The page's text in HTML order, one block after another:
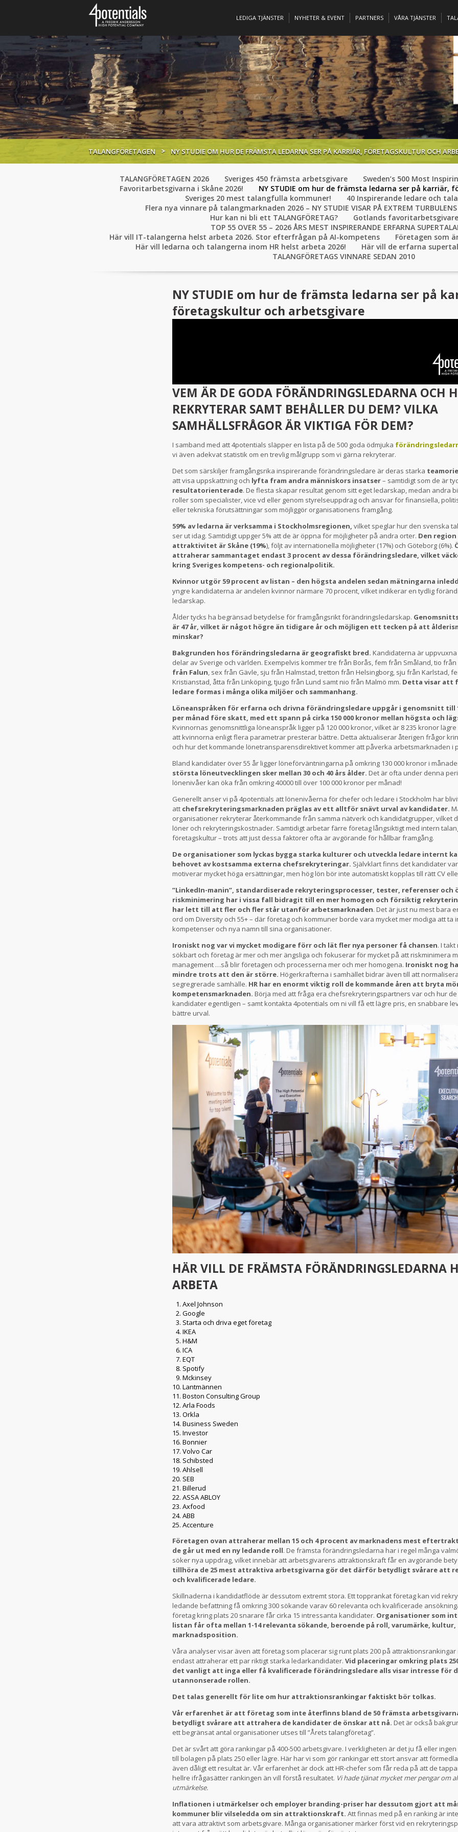
LEDIGA TJÄNSTER NYHETER & EVENT PARTNERS VÅRA TJÄNSTER
TALANGFÖRETAGEN NY STUDIE OM HUR DE FRÄMSTA LEDARNA SER PÅ KARRIÄR, FÖRETAGSKULTUR OCH
TALANGFÖRETAGEN 2026 Sveriges 450 främsta arbetsgivare
Sweden’s 500 Most
Favoritarbetsgivarna i Skåne 2026!
NY STUDIE om hur de främsta ledarna ser på karriär,
Sveriges 20 mest talangfulla kommuner!
40 Inspirerande ledare och
Flera nya vinnare på talangmarknaden 2026 – NY STUDIE VISAR PÅ EXTREM TURBULENS
Hur kan ni bli ett TALANGFÖRETAG?
Gotlands
TOP 55 OVER 55 – 2026 ÅRS MEST INSPIRERANDE ERFARNA
Här vill IT-talangerna helst arbeta 2026. Stor efterfrågan på AI-kompetens
Företagen som
Här vill ledarna och talangerna inom HR helst arbeta 2026!
Här vill de erfarna
TALANGFÖRETAGS VINNARE SEDAN 2010
NY STUDIE om hur de främsta ledarna ser på
företagskultur och arbetsgivare
VEM ÄR DE GODA FÖRÄNDRINGSLEDARNA OCH
REKRYTERAR SAMT BEHÅLLER DU DEM? VILKA
SAMHÄLLSFRÅGOR ÄR VIKTIGA FÖR DEM?
I samband med att 4potentials släpper en lista på de 500 goda ödmjuka
vi även adekvat statistik om en trevlig målgrupp som vi gärna rekryterar.
Det som särskiljer framgångsrika inspirerande förändringsledare är deras starka
att visa uppskattning och lyfta fram andra människors insatser– samtidigt som de är
resultatorienterade. De flesta skapar resultat genom sitt eget ledarskap, medan andra
roller som specialister, vice vd eller genom styrelseuppdrag och ansvar för finansiella,
eller tekniska förutsättningar som möjliggör organisationens framgång.
59% av ledarna är verksamma i Stockholmsregionen, vilket speglar hur den svenska
ser ut idag. Samtidigt uppger 5% att de är öppna för möjligheter på andra orter. Den
attraktivitet är Skåne (19%), följt av internationella möjligheter (17%) och Göteborg (6%).
attraherar sammantaget endast 3 procent av dessa förändringsledare, vilket
kring Sveriges kompetens- och regionalpolitik.
Kvinnor utgör 59 procent av listan – den högsta andelen sedan mätningarna
yngre kandidaterna är andelen kvinnor närmare 70 procent, vilket indikerar en tydlig
ledarskap.
Ålder tycks ha begränsad betydelse för framgångsrikt förändringsledarskap.
är 47 år, vilket är något högre än tidigare år och möjligen ett tecken på att
minskar?
Bakgrunden hos förändringsledarna är geografiskt bred. Kandidaterna är
delar av Sverige och världen. Exempelvis kommer tre från Borås, fem från Småland, tio
från Falun , sex från Gävle, sju från Halmstad, tretton från Helsingborg, sju från Karlstad,
Kristianstad, åtta från Linköping, tjugo från Lund samt nio från Malmö mm. Detta visar att
ledare formas i många olika miljöer och sammanhang.
Löneanspråken för erfarna och drivna förändringsledare uppgår i genomsnitt till
per månad före skatt, med ett spann på cirka 150 000 kronor mellan högsta och
Kvinnornas genomsnittliga löneanspråk ligger på 120 000 kronor, vilket är 8 235 kronor
att kvinnorna enligt flera parametrar presterar bättre. Detta aktualiserar återigen frågor
och hur det kommande lönetransparensdirektivet kommer att påverka arbetsmarknaden i
Bland kandidater över 55 år ligger löneförväntningarna på omkring 130 000 kronor i
största löneutvecklingen sker mellan 30 och 40 års ålder. Det är ofta under denna
lönenivåer kan öka från omkring 40000 till över 100 000 kronor per månad!
Generellt anser vi på 4potentials att lönenivåerna för chefer och ledare i Stockholm har
att chefsrekryteringsmarknaden präglas av ett alltför snävt urval av kandidater.
organisationer rekryterar återkommande från samma nätverk och kandidatgrupper, vilket
löner och rekryteringskostnader. Samtidigt arbetar färre företag långsiktigt med intern
företagskultur – trots att just dessa faktorer ofta är avgörande för hållbar framgång.
De organisationer som lyckas bygga starka kulturer och utveckla ledare internt
behovet av kostsamma externa chefsrekryteringar. Självklart finns det kandidater
motiverar mycket höga ersättningar, men hög lön bör inte automatiskt kopplas till rätt CV
”LinkedIn-manin”, standardiserade rekryteringsprocesser, tester, referenser och
riskminimering har i vissa fall bidragit till en mer homogen och försiktig
har lett till att fler och fler står utanför arbetsmarknaden. Det är just nu mest bara
ord om Diversity och 55+ – där företag och kommuner borde vara mycket mer modiga att ta
kompetenser och nya namn till sina organisationer.
Ironiskt nog var vi mycket modigare förr och lät fler nya personer få chansen. I
sökbart och företag är mer och mer ängsliga och fokuserar för mycket på att riskminimera
management …så blir företagen och processerna mer och mer homogena. Ironiskt nog
mindre trots att den är större. Högerkrafterna i samhället bidrar även till att
segregrerade samhälle. HR har en enormt viktig roll de kommande åren att bryta
kompetensmarknaden. Börja med att fråga era chefsrekryteringspartners var och hur
kandidater egentligen – samt kontakta 4potentials om ni vill få ett lägre pris, en snabbare
bättre urval.
HÄR VILL DE FRÄMSTA FÖRÄNDRINGSLEDARNA
ARBETA
Axel Johnson
Google
Starta och driva eget företag
IKEA
H&M
ICA
EQT
Spotify
Mckinsey
Lantmännen
Boston Consulting Group
Arla Foods
Orkla
Business Sweden
Investor
Bonnier
Volvo Car
Schibsted
Ahlsell
SEB
Billerud
ASSA ABLOY
Axfood
ABB
Accenture
Företagen ovan attraherar mellan 15 och 4 procent av marknadens mest
de går ut med en ny ledande roll. De främsta förändringsledarna har i regel många
söker nya uppdrag, vilket innebär att arbetsgivarens attraktionskraft får en avgörande
tillhöra de 25 mest attraktiva arbetsgivarna gör det därför betydligt svårare att
och kvalificerade ledare.
Skillnaderna i kandidatflöde är dessutom extremt stora. Ett topprankat företag kan vid
ledande befattning få omkring 300 sökande varav 60 relevanta och kvalificerade
företag kring plats 20 snarare får cirka 15 intressanta kandidater. Organisationer som
listan får ofta mellan 1-14 relevanta sökande, beroende på roll, varumärke,
marknadsposition.
Våra analyser visar även att företag som placerar sig runt plats 200 på attraktionsrankingar
endast attraherar ett par riktigt starka ledarkandidater. Vid placeringar omkring plats
det vanligt att inga eller få kvalificerade förändringsledare alls visar intresse för
utannonserade rollen.
Det talas generellt för lite om hur attraktionsrankingar faktiskt bör tolkas.
Vår erfarenhet är att företag som inte återfinns bland de 50 främsta
betydligt svårare att attrahera de kandidater de önskar att nå. Det är också
ett begränsat antal organisationer utses till ”Årets talangföretag”.
Det är svårt att göra rankingar på 400-500 arbetsgivare. I verkligheten är det ju få eller
till bolagen på plats 250 eller lägre. Här har vi som gör rankingar ett stort ansvar att
även dåligt ett resultat är. Vår erfarenhet är dock att HR-chefer som får reda på att de
hellre ifrågasätter rankingen än vill förstå resultatet. Vi hade tjänat mycket mer pengar om
utmärkelse.
Inflationen i utmärkelser och employer branding-priser har dessutom gjort att
kommuner blir vilseledda om sin attraktionskraft. Att finnas med på en ranking är
att vara attraktivt som arbetsgivare. Många organisationer märker först vid en